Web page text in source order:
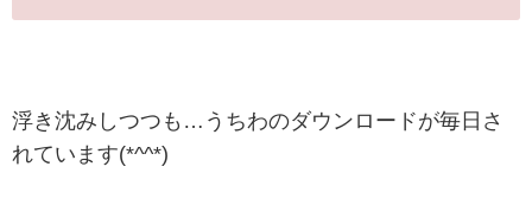
浮き沈みしつつも…うちわのダウンロードが毎日さ
れています(*^^*)